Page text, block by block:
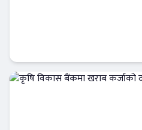
Banner News